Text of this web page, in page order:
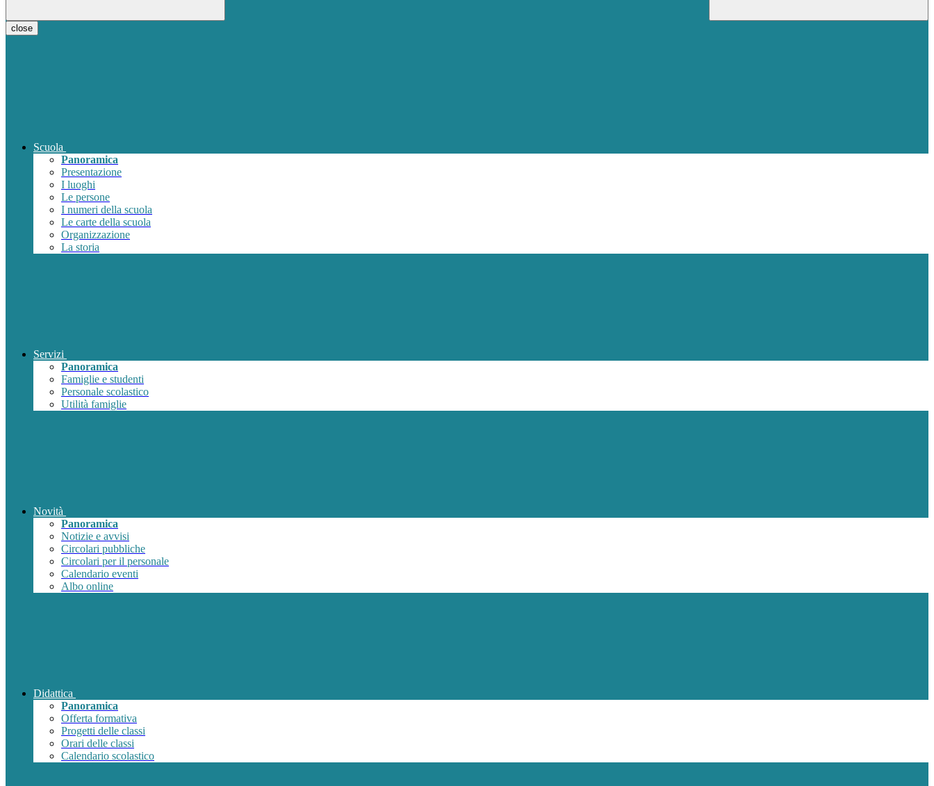
close
Scuola
Panoramica
Presentazione
I luoghi
Le persone
I numeri della scuola
Le carte della scuola
Organizzazione
La storia
Servizi
Panoramica
Famiglie e studenti
Personale scolastico
Utilità famiglie
Novità
Panoramica
Notizie e avvisi
Circolari pubbliche
Circolari per il personale
Calendario eventi
Albo online
Didattica
Panoramica
Offerta formativa
Progetti delle classi
Orari delle classi
Calendario scolastico